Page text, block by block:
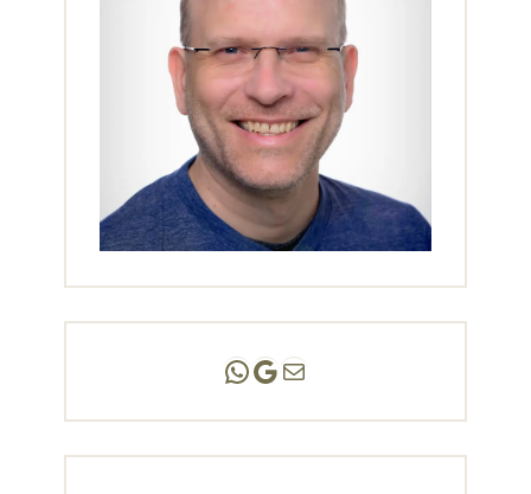
Andreas Scholz | (HPP)
Praxis Adlershof
E-Mail an mich ...